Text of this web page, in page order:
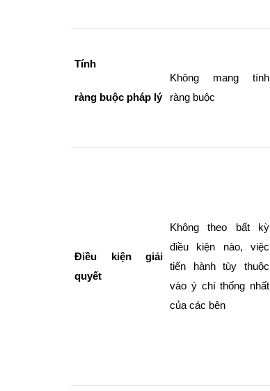
Tính
ràng buộc pháp lý
Không mang tính
ràng buộc
Điều kiện giải
quyết
Không theo bất kỳ
điều kiện nào, việc
tiến hành tùy thuộc
vào ý chí thống nhất
của các bên